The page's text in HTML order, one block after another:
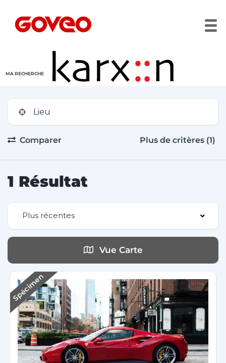
MA RECHERCHE
Comparer Plus de critères (1)
1 Résultat
Plus récentes
Vue Carte
Spécimen